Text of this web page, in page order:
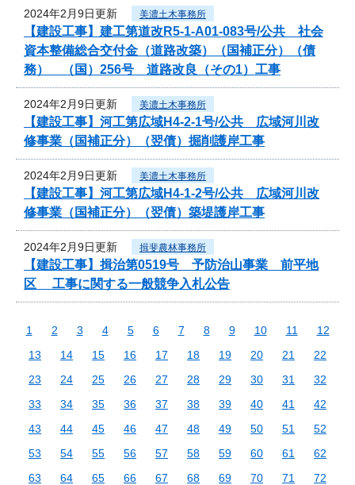
2024年2月9日更新 美濃土木事務所
【建設工事】建工第道改R5-1-A01-083号/公共 社会
資本整備総合交付金（道路改築）（国補正分）（債
務） （国）256号 道路改良（その1）工事
2024年2月9日更新 美濃土木事務所
【建設工事】河工第広域H4-2-1号/公共 広域河川改
修事業（国補正分）（翌債）掘削護岸工事
2024年2月9日更新 美濃土木事務所
【建設工事】河工第広域H4-1-2号/公共 広域河川改
修事業（国補正分）（翌債）築堤護岸工事
2024年2月9日更新 揖斐農林事務所
【建設工事】揖治第0519号 予防治山事業 前平地
区 工事に関する一般競争入札公告
1 2 3 4 5 6 7 8 9 10 11
12
13
14 15 16 17 18 19 20 21
22
23
24 25 26 27 28 29 30 31
32
33
34 35 36 37 38 39 40 41
42
43
44 45 46 47 48 49 50 51
52
53
54 55 56 57 58 59 60 61
62
63
64 65 66 67 68 69 70 71
72